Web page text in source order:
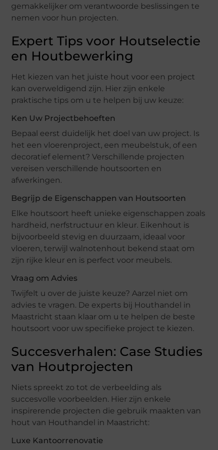
gemakkelijker om verantwoorde beslissingen te
nemen voor hun projecten.
Expert Tips voor Houtselectie
en Houtbewerking
Het kiezen van het juiste hout voor een project
kan overweldigend zijn. Hier zijn enkele
praktische tips om u te helpen bij uw keuze:
Ken Uw Projectbehoeften
Bepaal eerst duidelijk het doel van uw project. Is
het een vloerenproject, een meubelstuk, of een
decoratief element? Verschillende projecten
vereisen verschillende houtsoorten en
afwerkingen.
Begrijp de Eigenschappen van Houtsoorten
Elke houtsoort heeft unieke eigenschappen zoals
hardheid, nerfstructuur en kleur. Eikenhout is
bijvoorbeeld stevig en duurzaam, ideaal voor
vloeren, terwijl walnotenhout bekend staat om
zijn rijke kleur en is perfect voor meubels.
Vraag om Advies
Twijfelt u over de juiste keuze? Aarzel niet om
advies te vragen. De experts bij Houthandel in
Maastricht staan klaar om u te helpen de beste
houtsoort voor uw specifieke project te kiezen.
Succesverhalen: Case Studies
van Houtprojecten
Niets spreekt zo tot de verbeelding als
succesvolle voorbeelden. Hier zijn enkele
inspirerende projecten die gebruik maakten van
hout van Houthandel in Maastricht:
Luxe Kantoorrenovatie